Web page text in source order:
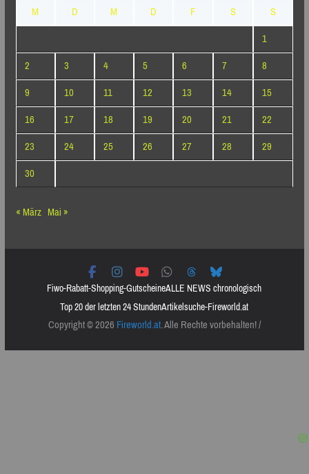
M
D M D F S
S
1
2
3 4 5 6 7
8
9
10 11 12 13 14
15
16
17 18 19 20 21
22
23
24 25 26 27 28
29
30
« März Mai »
Fiwo-Rabatt-Shopping-GutscheineALLE NEWS chronologisch
Top 20 der letzten 24 StundenArtikelsuche-Fireworld.at
Copyright © 2026Fireworld.at. Alle Rechte vorbehalten! /